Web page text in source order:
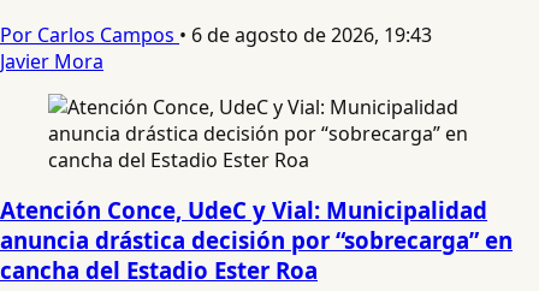
Por Carlos Campos • 6 de agosto de 2026, 19:43
Javier Mora
Atención Conce, UdeC y Vial: Municipalidad
anuncia drástica decisión por “sobrecarga” en
cancha del Estadio Ester Roa